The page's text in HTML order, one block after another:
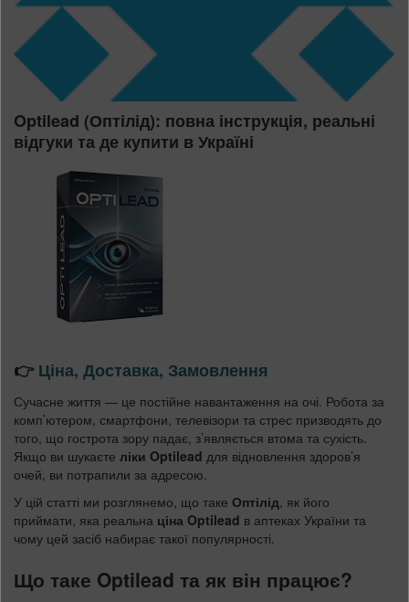
Optilead (Оптілід): повна інструкція, реальні
відгуки та де купити в Україні
👉Ціна, Доставка, Замовлення
Сучасне життя — це постійне навантаження на очі. Робота за
комп’ютером, смартфони, телевізори та стрес призводять до
того, що гострота зору падає, з’являється втома та сухість.
Якщо ви шукаєте ліки Optilead для відновлення здоров’я
очей, ви потрапили за адресою.
У цій статті ми розглянемо, що таке Оптілід, як його
приймати, яка реальна ціна Optilead в аптеках України та
чому цей засіб набирає такої популярності.
Що таке Optilead та як він працює?